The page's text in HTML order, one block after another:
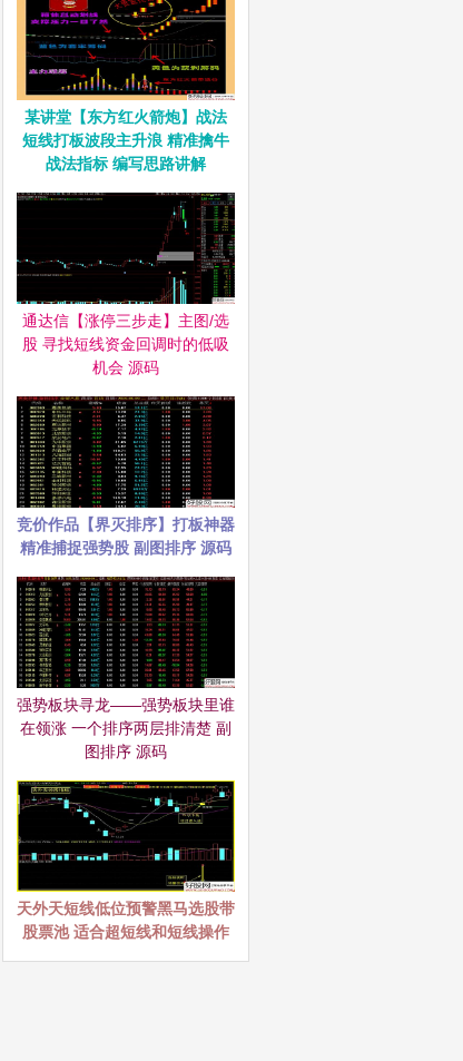
某讲堂【东方红火箭炮】战法
短线打板波段主升浪 精准擒牛
战法指标 编写思路讲解
通达信【涨停三步走】主图/选
股 寻找短线资金回调时的低吸
机会 源码
竞价作品【界灭排序】打板神器
精准捕捉强势股 副图排序 源码
强势板块寻龙——强势板块里谁
在领涨 一个排序两层排清楚 副
图排序 源码
天外天短线低位预警黑马选股带
股票池 适合超短线和短线操作